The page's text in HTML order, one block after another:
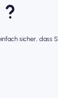
sicher, dass